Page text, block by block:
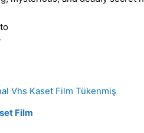
Tükenmiş
Film